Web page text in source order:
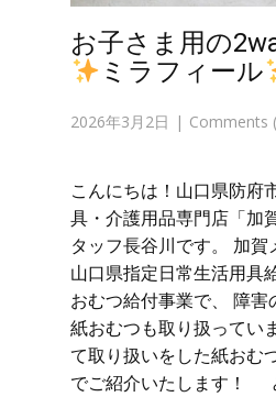
お子さま用の
ミラフィール
2026年3月2日 Comments
こんにちは！山口県防府
具・介護用品専門店「加
タッフ長谷川です。 加賀
山口県指定日常生活用具
おむつ給付事業で、 障
紙おむつも取り扱ってい
て取り扱いをした紙おむ
でご紹介いたします！